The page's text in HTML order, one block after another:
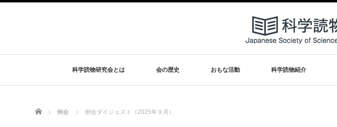
科学読物研究会とは 会の歴史 おもな活動 科学読物紹介
Home 例会 例会ダイジェスト（2025年９月）